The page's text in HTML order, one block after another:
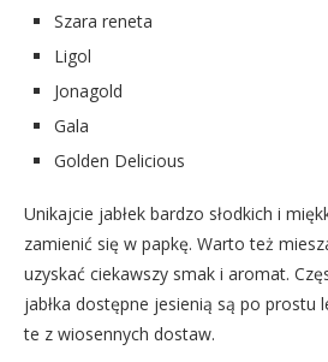
Szara reneta
Ligol
Jonagold
Gala
Golden Delicious
Unikajcie jabłek bardzo słodkich i
zamienić się w papkę. Warto też
uzyskać ciekawszy smak i aromat.
jabłka dostępne jesienią są po prostu
te z wiosennych dostaw.